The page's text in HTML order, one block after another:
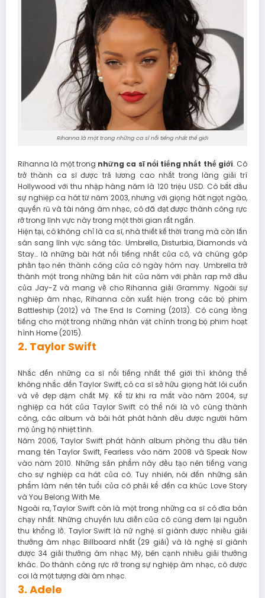
Rihanna là một trong những ca sĩ nổi tiếng nhất thế giới
Rihanna là một trong những ca sĩ nổi tiếng nhất thế giới. Cô
trở thành ca sĩ được trả lương cao nhất trong làng giải trí
Hollywood với thu nhập hàng năm là 120 triệu USD. Cô bắt đầu
sự nghiệp ca hát từ năm 2003, nhưng với giọng hát ngọt ngào,
quyến rũ và tài năng âm nhạc, cô đã đạt được thành công rực
rỡ trong lĩnh vực này trong một thời gian rất ngắn.
Hiện tại, cô không chỉ là ca sĩ, nhà thiết kế thời trang mà còn lấn
sân sang lĩnh vực sáng tác. Umbrella, Disturbia, Diamonds và
Stay… là những bài hát nổi tiếng nhất của cô, và chúng góp
phần tạo nên thành công của cô ngày hôm nay. Umbrella trở
thành một trong những bản hit của năm với phần rap mở đầu
của Jay-Z và mang về cho Rihanna giải Grammy. Ngoài sự
nghiệp âm nhạc, Rihanna còn xuất hiện trong các bộ phim
Battleship (2012) và The End Is Coming (2013). Cô cũng lồng
tiếng cho một trong những nhân vật chính trong bộ phim hoạt
hình Home (2015).
2. Taylor Swift
Nhắc đến những ca sĩ nổi tiếng nhất thế giới thì không thể
không nhắc đến Taylor Swift, cô ca sĩ sở hữu giọng hát lôi cuốn
và vẻ đẹp đậm chất Mỹ. Kể từ khi ra mắt vào năm 2004, sự
nghiệp ca hát của Taylor Swift có thể nói là vô cùng thành
công, các album và bài hát phát hành đều được người hâm
mộ ủng hộ nhiệt tình.
Năm 2006, Taylor Swift phát hành album phòng thu đầu tiên
mang tên Taylor Swift, Fearless vào năm 2008 và Speak Now
vào năm 2010. Những sản phẩm này đều tạo nên tiếng vang
cho sự nghiệp ca hát của cô. Tuy nhiên, nói đến những sản
phẩm làm nên tên tuổi của cô phải kể đến ca khúc Love Story
và You Belong With Me.
Ngoài ra, Taylor Swift còn là một trong những ca sĩ có đĩa bán
chạy nhất. Những chuyến lưu diễn của cô cũng đem lại nguồn
thu khổng lồ. Taylor Swift là nữ nghệ sĩ giành được nhiều giải
thưởng âm nhạc Billboard nhất (29 giải) và là nghệ sĩ giành
được 34 giải thưởng âm nhạc Mỹ, bên cạnh nhiều giải thưởng
khác. Do thành công rực rỡ trong sự nghiệp âm nhạc, cô được
coi là một tượng đài âm nhạc.
3. Adele